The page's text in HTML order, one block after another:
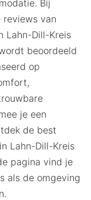
Bij
reviews van
Lahn-Dill-Kreis
beoordeeld
op
je een
de best
Lahn-Dill-Kreis
pagina vind je
als de omgeving